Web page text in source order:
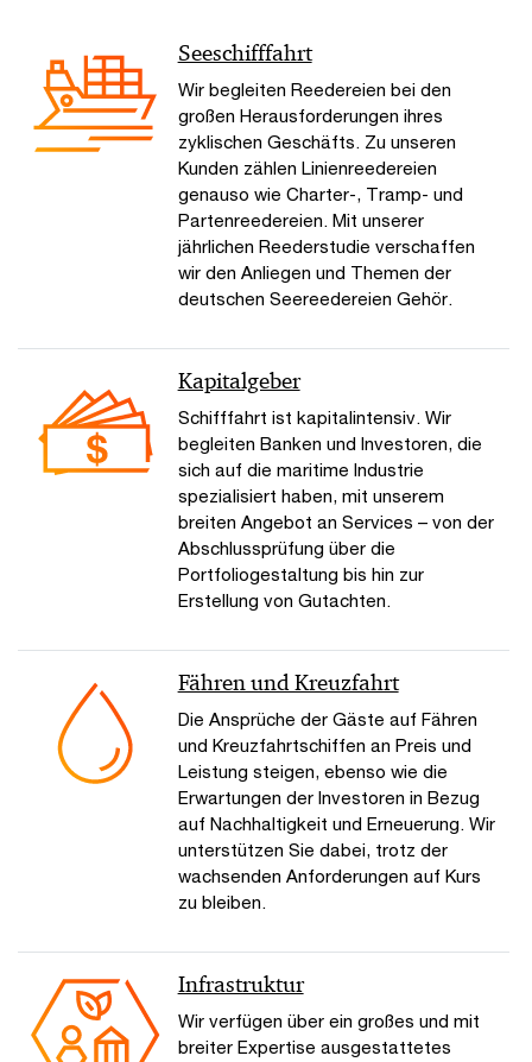
Seeschifffahrt
Wir begleiten Reedereien bei den
großen Herausforderungen ihres
zyklischen Geschäfts. Zu unseren
Kunden zählen Linienreedereien
genauso wie Charter-, Tramp- und
Partenreedereien. Mit unserer
jährlichen Reederstudie verschaffen
wir den Anliegen und Themen der
deutschen Seereedereien Gehör.
Kapitalgeber
Schifffahrt ist kapitalintensiv. Wir
begleiten Banken und Investoren, die
sich auf die maritime Industrie
spezialisiert haben, mit unserem
breiten Angebot an Services – von der
Abschlussprüfung über die
Portfoliogestaltung bis hin zur
Erstellung von Gutachten.
Fähren und Kreuzfahrt
Die Ansprüche der Gäste auf Fähren
und Kreuzfahrtschiffen an Preis und
Leistung steigen, ebenso wie die
Erwartungen der Investoren in Bezug
auf Nachhaltigkeit und Erneuerung. Wir
unterstützen Sie dabei, trotz der
wachsenden Anforderungen auf Kurs
zu bleiben.
Infrastruktur
Wir verfügen über ein großes und mit
breiter Expertise ausgestattetes